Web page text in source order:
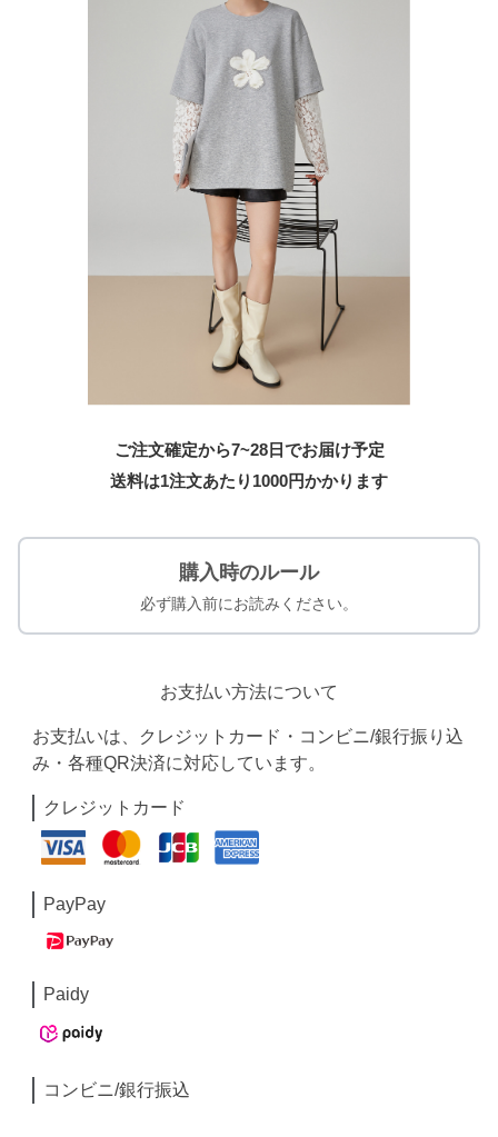
ご注文確定から7~28日でお届け予定
送料は1注文あたり 1000円かかります
購入時のルール
必ず購入前にお読みください。
お支払い方法について
お支払いは、クレジットカード・コンビニ/銀行振り込
み・各種QR決済に対応しています。
クレジットカード
PayPay
Paidy
コンビニ/銀行振込